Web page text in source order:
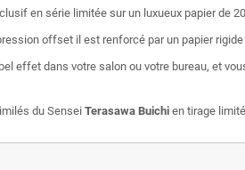
en série limitée sur un luxueux papier
offset il est renforcé par un papier
effet dans votre salon ou votre bureau, et
du Sensei Terasawa Buichi en tirage